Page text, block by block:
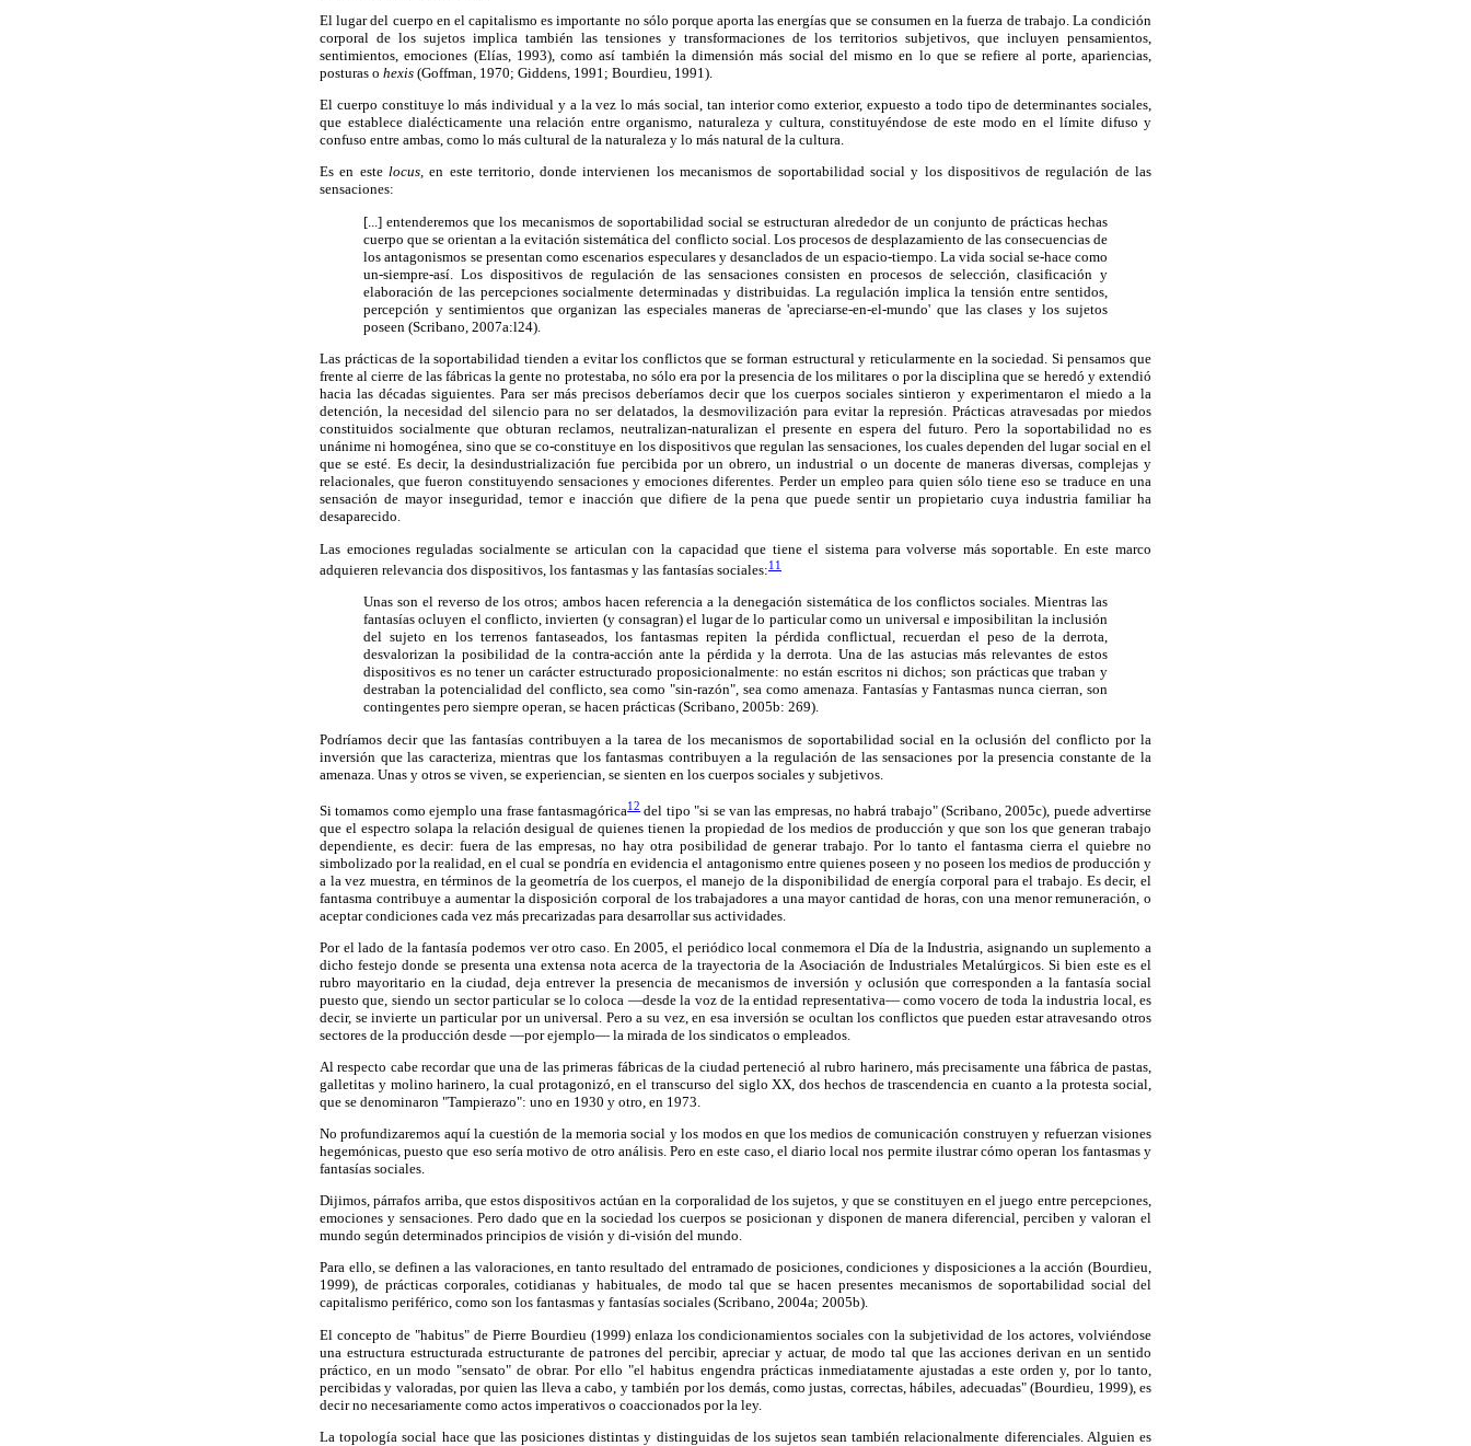
El lugar del cuerpo en el capitalismo es importante no sólo porque aporta las energías que se consumen en la fuerza de trabajo. La condición
corporal de los sujetos implica también las tensiones y transformaciones de los territorios subjetivos, que incluyen pensamientos,
sentimientos, emociones (Elías, 1993), como así también la dimensión más social del mismo en lo que se refiere al porte, apariencias,
posturas o hexis (Goffman, 1970; Giddens, 1991; Bourdieu, 1991).
El cuerpo constituye lo más individual y a la vez lo más social, tan interior como exterior, expuesto a todo tipo de determinantes sociales,
que establece dialécticamente una relación entre organismo, naturaleza y cultura, constituyéndose de este modo en el límite difuso y
confuso entre ambas, como lo más cultural de la naturaleza y lo más natural de la cultura.
Es en este locus,en este territorio, donde intervienen los mecanismos de soportabilidad social y los dispositivos de regulación de las
sensaciones:
[...] entenderemos que los mecanismos de soportabilidad social se estructuran alrededor de un conjunto de prácticas hechas
cuerpo que se orientan a la evitación sistemática del conflicto social. Los procesos de desplazamiento de las consecuencias de
los antagonismos se presentan como escenarios especulares y desanclados de un espacio-tiempo. La vida social se-hace como
un-siempre-así. Los dispositivos de regulación de las sensaciones consisten en procesos de selección, clasificación y
elaboración de las percepciones socialmente determinadas y distribuidas. La regulación implica la tensión entre sentidos,
percepción y sentimientos que organizan las especiales maneras de 'apreciarse-en-el-mundo' que las clases y los sujetos
poseen (Scribano, 2007a:l24).
Las prácticas de la soportabilidad tienden a evitar los conflictos que se forman estructural y reticularmente en la sociedad. Si pensamos que
frente al cierre de las fábricas la gente no protestaba, no sólo era por la presencia de los militares o por la disciplina que se heredó y extendió
hacia las décadas siguientes. Para ser más precisos deberíamos decir que los cuerpos sociales sintieron y experimentaron el miedo a la
detención, la necesidad del silencio para no ser delatados, la desmovilización para evitar la represión. Prácticas atravesadas por miedos
constituidos socialmente que obturan reclamos, neutralizan-naturalizan el presente en espera del futuro. Pero la soportabilidad no es
unánime ni homogénea, sino que se co-constituye en los dispositivos que regulan las sensaciones, los cuales dependen del lugar social en el
que se esté. Es decir, la desindustrialización fue percibida por un obrero, un industrial o un docente de maneras diversas, complejas y
relacionales, que fueron constituyendo sensaciones y emociones diferentes. Perder un empleo para quien sólo tiene eso se traduce en una
sensación de mayor inseguridad, temor e inacción que difiere de la pena que puede sentir un propietario cuya industria familiar ha
desaparecido.
Las emociones reguladas socialmente se articulan con la capacidad que tiene el sistema para volverse más soportable. En este marco
adquieren relevancia dos dispositivos, los fantasmas y las fantasías sociales:11
Unas son el reverso de los otros; ambos hacen referencia a la denegación sistemática de los conflictos sociales. Mientras las
fantasías ocluyen el conflicto, invierten (y consagran) el lugar de lo particular como un universal e imposibilitan la inclusión
del sujeto en los terrenos fantaseados, los fantasmas repiten la pérdida conflictual, recuerdan el peso de la derrota,
desvalorizan la posibilidad de la contra-acción ante la pérdida y la derrota. Una de las astucias más relevantes de estos
dispositivos es no tener un carácter estructurado proposicionalmente: no están escritos ni dichos; son prácticas que traban y
destraban la potencialidad del conflicto, sea como "sin-razón", sea como amenaza. Fantasías y Fantasmas nunca cierran, son
contingentes pero siempre operan, se hacen prácticas (Scribano, 2005b: 269).
Podríamos decir que las fantasías contribuyen a la tarea de los mecanismos de soportabilidad social en la oclusión del conflicto por la
inversión que las caracteriza, mientras que los fantasmas contribuyen a la regulación de las sensaciones por la presencia constante de la
amenaza. Unas y otros se viven, se experiencian, se sienten en los cuerpos sociales y subjetivos.
Si tomamos como ejemplo una frase fantasmagórica12del tipo "si se van las empresas, no habrá trabajo" (Scribano, 2005c), puede advertirse
que el espectro solapa la relación desigual de quienes tienen la propiedad de los medios de producción y que son los que generan trabajo
dependiente, es decir: fuera de las empresas, no hay otra posibilidad de generar trabajo. Por lo tanto el fantasma cierra el quiebre no
simbolizado por la realidad, en el cual se pondría en evidencia el antagonismo entre quienes poseen y no poseen los medios de producción y
a la vez muestra, en términos de la geometría de los cuerpos, el manejo de la disponibilidad de energía corporal para el trabajo. Es decir, el
fantasma contribuye a aumentar la disposición corporal de los trabajadores a una mayor cantidad de horas, con una menor remuneración, o
aceptar condiciones cada vez más precarizadas para desarrollar sus actividades.
Por el lado de la fantasía podemos ver otro caso. En 2005, el periódico local conmemora el Día de la Industria, asignando un suplemento a
dicho festejo donde se presenta una extensa nota acerca de la trayectoria de la Asociación de Industriales Metalúrgicos. Si bien este es el
rubro mayoritario en la ciudad, deja entrever la presencia de mecanismos de inversión y oclusión que corresponden a la fantasía social
puesto que, siendo un sector particular se lo coloca —desde la voz de la entidad representativa— como vocero de toda la industria local, es
decir, se invierte un particular por un universal. Pero a su vez, en esa inversión se ocultan los conflictos que pueden estar atravesando otros
sectores de la producción desde —por ejemplo— la mirada de los sindicatos o empleados.
Al respecto cabe recordar que una de las primeras fábricas de la ciudad perteneció al rubro harinero, más precisamente una fábrica de pastas,
galletitas y molino harinero, la cual protagonizó, en el transcurso del siglo XX, dos hechos de trascendencia en cuanto a la protesta social,
que se denominaron "Tampierazo": uno en 1930 y otro, en 1973.
No profundizaremos aquí la cuestión de la memoria social y los modos en que los medios de comunicación construyen y refuerzan visiones
hegemónicas, puesto que eso sería motivo de otro análisis. Pero en este caso, el diario local nos permite ilustrar cómo operan los fantasmas y
fantasías sociales.
Dijimos, párrafos arriba, que estos dispositivos actúan en la corporalidad de los sujetos, y que se constituyen en el juego entre percepciones,
emociones y sensaciones. Pero dado que en la sociedad los cuerpos se posicionan y disponen de manera diferencial, perciben y valoran el
mundo según determinados principios de visión y di-visión del mundo.
Para ello, se definen a las valoraciones, en tanto resultado del entramado de posiciones, condiciones y disposiciones a la acción (Bourdieu,
1999), de prácticas corporales, cotidianas y habituales, de modo tal que se hacen presentes mecanismos de soportabilidad social del
capitalismo periférico, como son los fantasmas y fantasías sociales (Scribano, 2004a; 2005b).
El concepto de "habitus" de Pierre Bourdieu (1999) enlaza los condicionamientos sociales con la subjetividad de los actores, volviéndose
una estructura estructurada estructurante de patrones del percibir, apreciar y actuar, de modo tal que las acciones derivan en un sentido
práctico, en un modo "sensato" de obrar. Por ello "el habitus engendra prácticas inmediatamente ajustadas a este orden y, por lo tanto,
percibidas y valoradas, por quien las lleva a cabo, y también por los demás, como justas, correctas, hábiles, adecuadas" (Bourdieu, 1999), es
decir no necesariamente como actos imperativos o coaccionados por la ley.
La topología social hace que las posiciones distintas y distinguidas de los sujetos sean también relacionalmente diferenciales. Alguien es